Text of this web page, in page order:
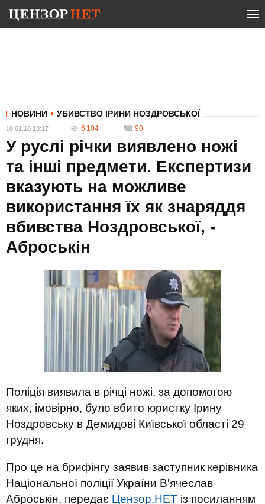
НОВИНИ УБИВСТВО ІРИНИ НОЗДРОВСЬКОЇ
10.01.18 13:17 6 104 90
У руслі річки виявлено ножі
та інші предмети. Експертизи
вказують на можливе
використання їх як знаряддя
вбивства Ноздровської, -
Аброськін
Поліція виявила в річці ножі, за допомогою
яких, імовірно, було вбито юристку Ірину
Ноздровську в Демидові Київської області 29
грудня.
Про це на брифінгу заявив заступник керівника
Національної поліції України В'ячеслав
Аброськін, передає Цензор.НЕТ із посиланням